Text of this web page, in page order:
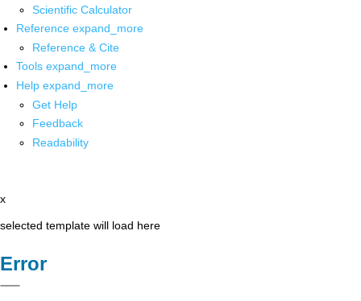
Scientific Calculator
Reference expand_more
Reference & Cite
Tools expand_more
Help expand_more
Get Help
Feedback
Readability
x
selected template will load here
Error